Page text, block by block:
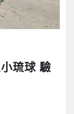
琉球 驗